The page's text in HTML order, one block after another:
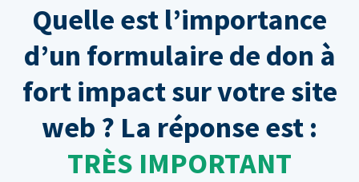
Quelle est l’importance
d’un formulaire de don à
fort impact sur votre site
web ? La réponse est :
TRÈS IMPORTANT